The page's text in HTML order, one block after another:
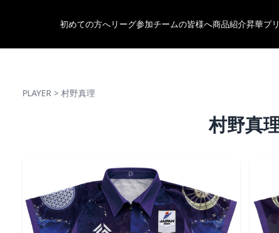
初めての方へリーグ参加チームの皆様へ商品紹介昇華プ
PLAYER > 村野真理
村野真